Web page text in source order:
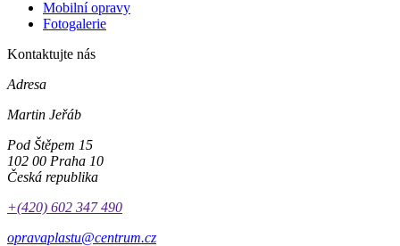
Mobilní opravy
Fotogalerie
Kontaktujte nás
Adresa
Martin Jeřáb
Pod Štěpem 15
102 00 Praha 10
Česká republika
+(420) 602 347 490
opravaplastu@centrum.cz